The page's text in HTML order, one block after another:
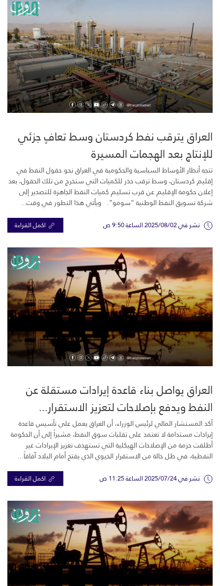
العراق يترقب نفط كردستان وسط تعافٍ جزئي
للإنتاج بعد الهجمات المسيرة
تتجه أنظار الأوساط السياسية والحكومية في العراق نحو حقول النفط في
إقليم كردستان، وسط ترقب حذر للكميات التي ستخرج من تلك الحقول، بعد
إعلان حكومة الإقليم عن قرب تسليم كميات النفط الجاهزة للتصدير إلى
شركة تسويق النفط الوطنية “سومو”. ويأتي هذا التطور في وقت...
نشر في 2025/08/02 الساعة 9:50 ص اكمل القراءة
العراق يواصل بناء قاعدة إيرادات مستقلة عن
النفط ويدفع بإصلاحات لتعزيز الاستقرار...
أكد المستشار المالي لرئيس الوزراء، أن العراق يعمل على تأسيس قاعدة
إيرادات مستدامة لا تعتمد على تقلبات سوق النفط، مشيراً إلى أن الحكومة
أطلقت حزمة من الإصلاحات الهيكلية التي تستهدف تعزيز الإيرادات غير
النفطية، في ظل حالة من الاستقرار الحيوي الذي يفتح أمام البلاد آفاقاً...
نشر في 2025/07/24 الساعة 11:25 ص اكمل القراءة